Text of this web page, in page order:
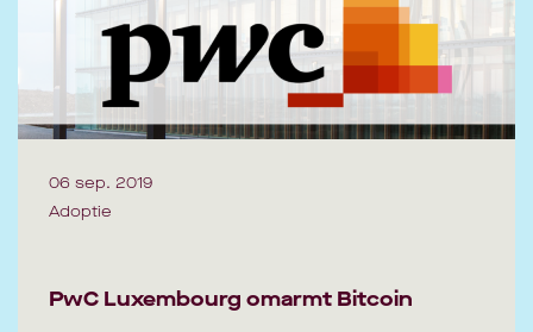
06 sep. 2019
Adoptie
PwC Luxembourg omarmt Bitcoin